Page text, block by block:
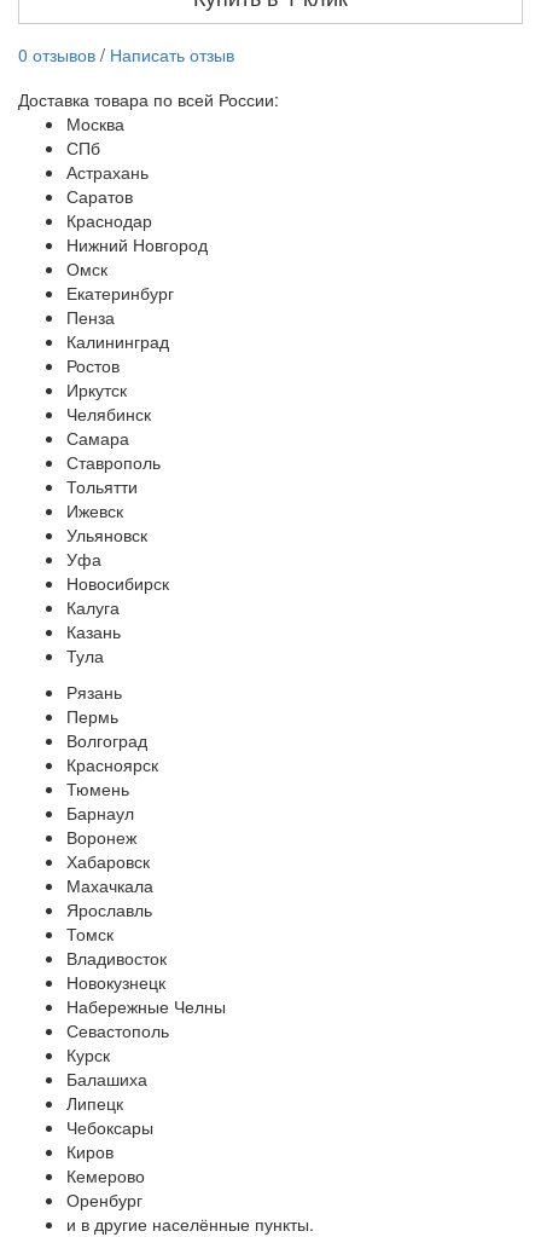
0 отзывов / Написать отзыв
Доставка товара по всей России:
Москва
СПб
Астрахань
Саратов
Краснодар
Нижний Новгород
Омск
Екатеринбург
Пенза
Калининград
Ростов
Иркутск
Челябинск
Самара
Ставрополь
Тольятти
Ижевск
Ульяновск
Уфа
Новосибирск
Калуга
Казань
Тула
Рязань
Пермь
Волгоград
Красноярск
Тюмень
Барнаул
Воронеж
Хабаровск
Махачкала
Ярославль
Томск
Владивосток
Новокузнецк
Набережные Челны
Севастополь
Курск
Балашиха
Липецк
Чебоксары
Киров
Кемерово
Оренбург
и в другие населённые пункты.